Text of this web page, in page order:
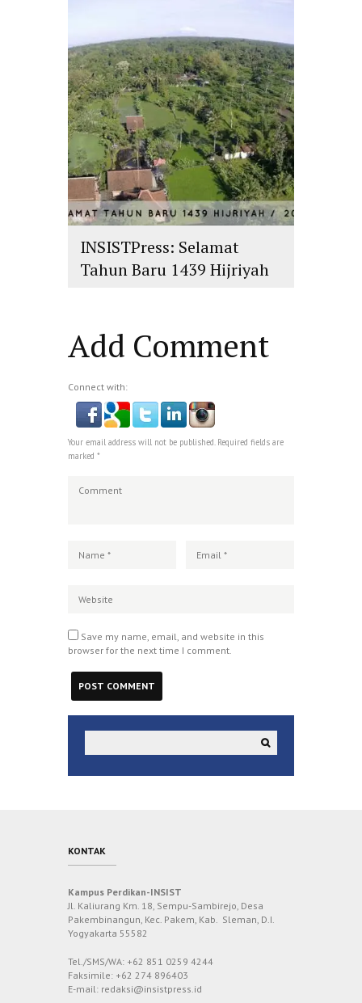
INSISTPress: Selamat
Tahun Baru 1439 Hijriyah
Add Comment
Connect with:
Your email address will not be published. Required fields are
marked *
Save my name, email, and website in this
browser for the next time I comment.
KONTAK
Kampus Perdikan-INSIST
Jl. Kaliurang Km. 18, Sempu-Sambirejo, Desa
Pakembinangun, Kec. Pakem, Kab. Sleman, D.I.
Yogyakarta 55582
Tel./SMS/WA: +62 851 0259 4244
Faksimile: +62 274 896403
E-mail: redaksi@insistpress.id